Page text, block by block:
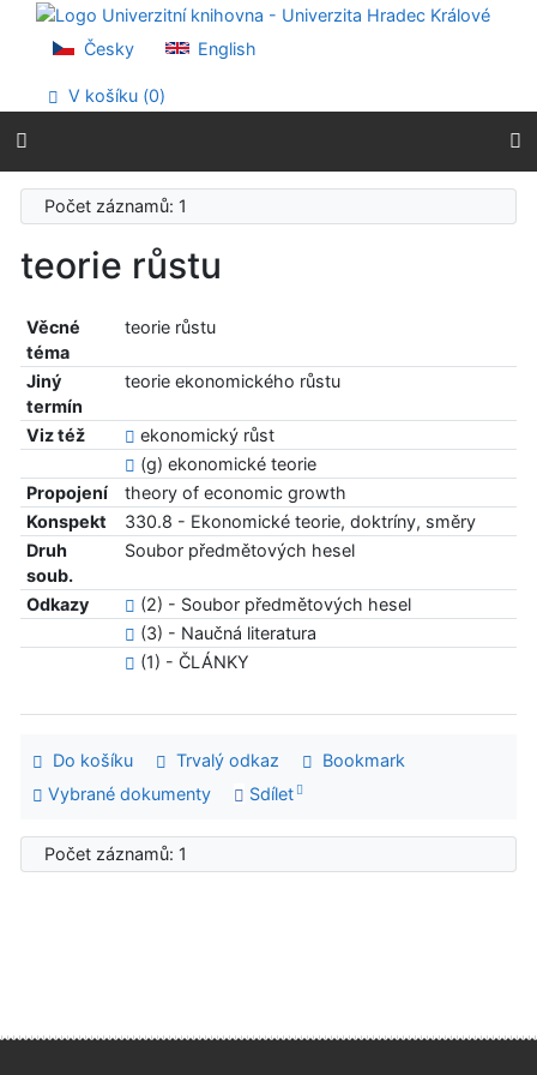
Přejít na obsah
Přejít na menu
Prohlášení o webové přístupnosti
Česky English
V košíku (0)
Počet záznamů: 1
teorie růstu
Věcné
téma
teorie růstu
Jiný
termín
teorie ekonomického růstu
Viz též
ekonomický růst
(g) ekonomické teorie
Propojení
theory of economic growth
Konspekt
330.8 - Ekonomické teorie, doktríny, směry
Druh
soub.
Soubor předmětových hesel
Odkazy
(2) - Soubor předmětových hesel
(3) - Naučná literatura
(1) - ČLÁNKY
Do košíku Trvalý odkaz
Bookmark
Vybrané dokumenty
Sdílet
Počet záznamů: 1